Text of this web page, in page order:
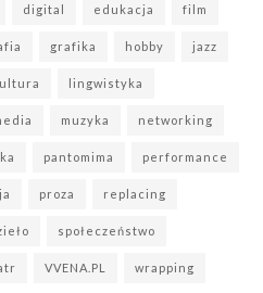
digital edukacja film
grafika hobby jazz
lingwistyka
muzyka networking
pantomima performance
proza replacing
społeczeństwo
VVENA.PL wrapping